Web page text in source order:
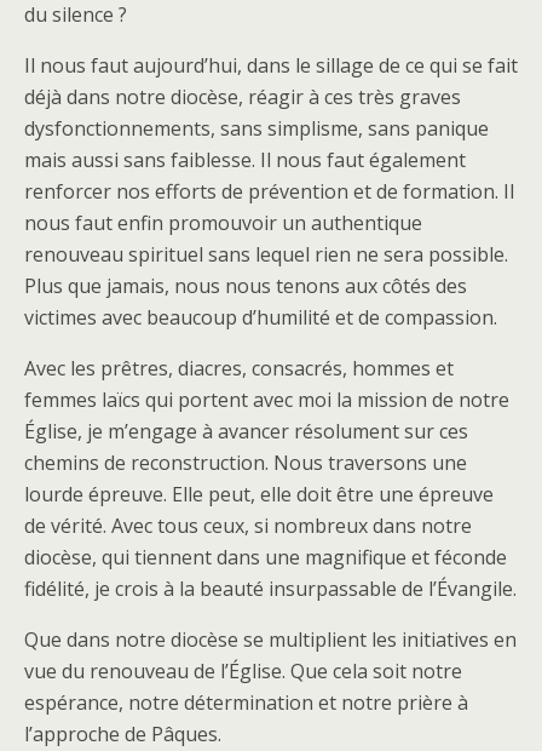
du silence ?
Il nous faut aujourd’hui, dans le sillage de ce qui se fait
déjà dans notre diocèse, réagir à ces très graves
dysfonctionnements, sans simplisme, sans panique
mais aussi sans faiblesse. Il nous faut également
renforcer nos efforts de prévention et de formation. Il
nous faut enfin promouvoir un authentique
renouveau spirituel sans lequel rien ne sera possible.
Plus que jamais, nous nous tenons aux côtés des
victimes avec beaucoup d’humilité et de compassion.
Avec les prêtres, diacres, consacrés, hommes et
femmes laïcs qui portent avec moi la mission de notre
Église, je m’engage à avancer résolument sur ces
chemins de reconstruction. Nous traversons une
lourde épreuve. Elle peut, elle doit être une épreuve
de vérité. Avec tous ceux, si nombreux dans notre
diocèse, qui tiennent dans une magnifique et féconde
fidélité, je crois à la beauté insurpassable de l’Évangile.
Que dans notre diocèse se multiplient les initiatives en
vue du renouveau de l’Église. Que cela soit notre
espérance, notre détermination et notre prière à
l’approche de Pâques.